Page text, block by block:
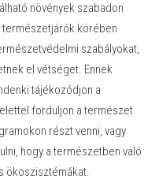
növények szabadon
természetjárók körében
szabályokat,
el vétséget. Ennek
tájékozódjon a
forduljon a természet
részt venni, vagy
hogy a természetben való
ökoszisztémákat.